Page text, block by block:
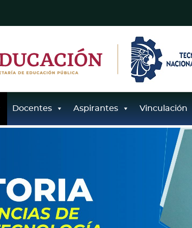
Docentes Aspirantes Vinculación